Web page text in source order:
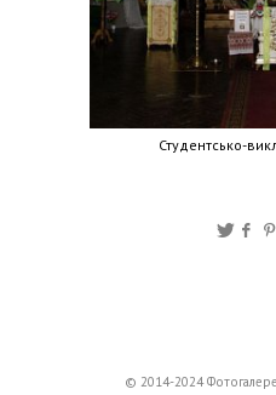
Студентсько-
© 2014-2024